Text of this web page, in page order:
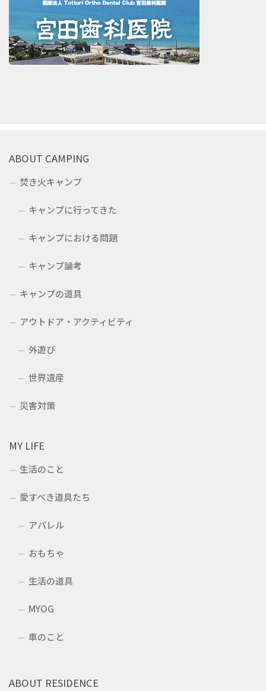
ABOUT CAMPING
焚き火キャンプ
キャンプに行ってきた
キャンプにおける問題
キャンプ論考
キャンプの道具
アウトドア・アクティビティ
外遊び
世界遺産
災害対策
MY LIFE
生活のこと
愛すべき道具たち
アパレル
おもちゃ
生活の道具
MYOG
車のこと
ABOUT RESIDENCE